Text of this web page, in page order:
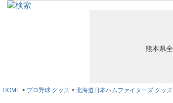
HOME プロ野球 グッズ 北海道日本ハムファイターズ グッズ